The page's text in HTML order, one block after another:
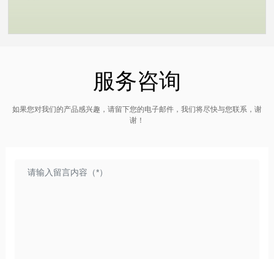
服务咨询
如果您对我们的产品感兴趣，请留下您的电子邮件，我们将尽快与您联系，谢
谢！